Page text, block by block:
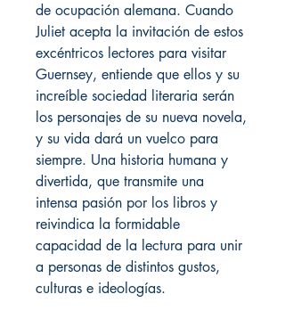
de ocupación alemana. Cuando
Juliet acepta la invitación de estos
excéntricos lectores para visitar
Guernsey, entiende que ellos y su
increíble sociedad literaria serán
los personajes de su nueva novela,
y su vida dará un vuelco para
siempre. Una historia humana y
divertida, que transmite una
intensa pasión por los libros y
reivindica la formidable
capacidad de la lectura para unir
a personas de distintos gustos,
culturas e ideologías.